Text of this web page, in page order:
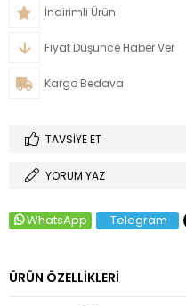
İndirimli Ürün
Fiyat Düşünce Haber Ver
Kargo Bedava
TAVSIYE ET
YORUM YAZ
WhatsApp Telegram
ÜRÜN ÖZELLIKLERI